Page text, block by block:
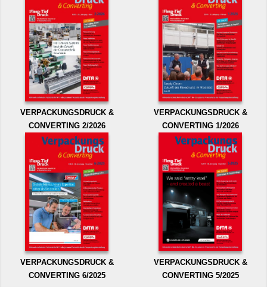
VERPACKUNGSDRUCK &
CONVERTING 2/2026
VERPACKUNGSDRUCK &
CONVERTING 1/2026
VERPACKUNGSDRUCK &
CONVERTING 6/2025
VERPACKUNGSDRUCK &
CONVERTING 5/2025